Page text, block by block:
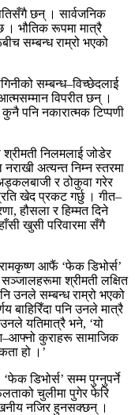
छन् । सार्वजनिक
। भौतिक रूपमा मात्रै
सम्बन्ध राम्रो भएको
सम्बन्ध–विच्छेदलाई
विपरीत छन् ।
कुनै पनि नकारात्मक टिप्पणी
निलमलाई जोडेर
अत्यन्त निम्न स्तरमा
र ठोकुवा गरेर
खेद प्रकट गर्छु । गीत–
हौसला र हिम्मत दिने
खुसी परिवारमा सँगै
आफैं ‘फेक डिभोर्स’
श्रीमती लक्षित
उनले सम्बन्ध राम्रो भएको
बाहिरिँदा पनि उनले मात्रै
यतिमात्रै भने, ‘यो
कुराहरू सामाजिक
हो ।’
डिभोर्स’ सम्म पुग्नुपर्ने
चुलीमा पुगेर फेरि
नजिर हुनसक्छन् ।